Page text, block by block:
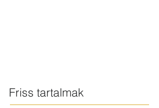
Friss tartalmak